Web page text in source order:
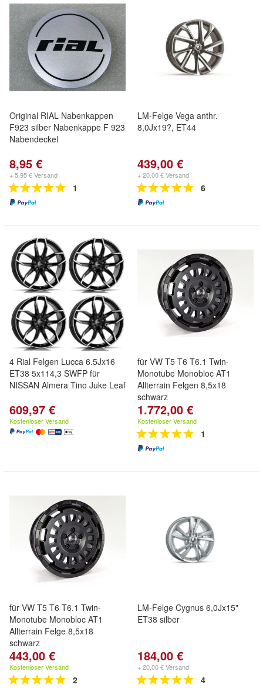
Original RIAL Nabenkappen
F923 silber Nabenkappe F 923
Nabendeckel
8,95 €
+ 5,95 € Versand
1
LM-Felge Vega anthr.
8,0Jx19?, ET44
439,00 €
+ 20,00 € Versand
6
4 Rial Felgen Lucca 6.5Jx16
ET38 5x114,3 SWFP für
NISSAN Almera Tino Juke Leaf
609,97 €
Kostenloser Versand
für VW T5 T6 T6.1 Twin-
Monotube Monobloc AT1
Allterrain Felgen 8,5x18
schwarz
1.772,00 €
Kostenloser Versand
1
für VW T5 T6 T6.1 Twin-
Monotube Monobloc AT1
Allterrain Felge 8,5x18
schwarz
443,00 €
Kostenloser Versand
2
LM-Felge Cygnus 6,0Jx15"
ET38 silber
184,00 €
+ 20,00 € Versand
4